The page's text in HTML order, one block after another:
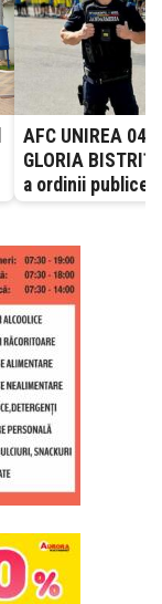
AFC UNIREA 04
GLORIA
a ordinii publice